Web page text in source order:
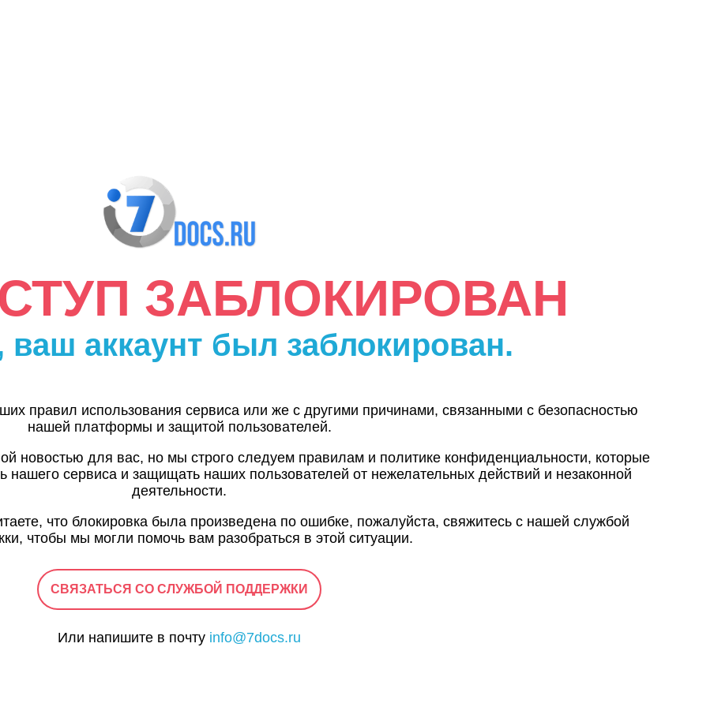
ЗАБЛОКИРОВАН
ваш аккаунт был заблокирован.
правил использования сервиса или же с другими причинами, связанными с безопасностью
нашей платформы и защитой пользователей.
новостью для вас, но мы строго следуем правилам и политике конфиденциальности, которые
нашего сервиса и защищать наших пользователей от нежелательных действий и незаконной
деятельности.
что блокировка была произведена по ошибке, пожалуйста, свяжитесь с нашей службой
чтобы мы могли помочь вам разобраться в этой ситуации.
СВЯЗАТЬСЯ СО СЛУЖБОЙ ПОДДЕРЖКИ
Или напишите в почту info@7docs.ru